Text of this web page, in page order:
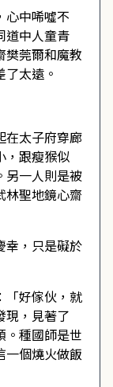
心中唏噓不
道中人童青
樊莞爾和魔教
太遠。
在太子府穿廊
，跟瘦猴似
另一人則是被
林聖地鏡心齋
幸，只是礙於
「好傢伙，就
現，見著了
。種國師是世
一個燒火做飯